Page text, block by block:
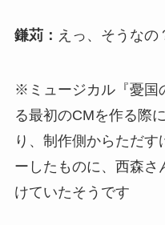
鎌苅： えっ、そうなの
※ミュージカル『憂国
る最初のCMを作る際
り、制作側からただ
ーしたものに、西森さ
けていたそうです